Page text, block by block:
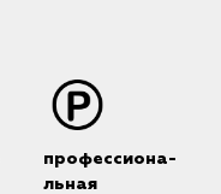
профессиона-
льная